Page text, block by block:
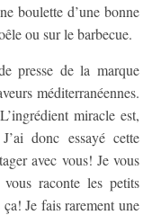
boulette d’une bonne
ou sur le barbecue.
presse de la marque
méditerranéennes.
miracle est,
donc essayé cette
avec vous! Je vous
raconte les petits
Je fais rarement une